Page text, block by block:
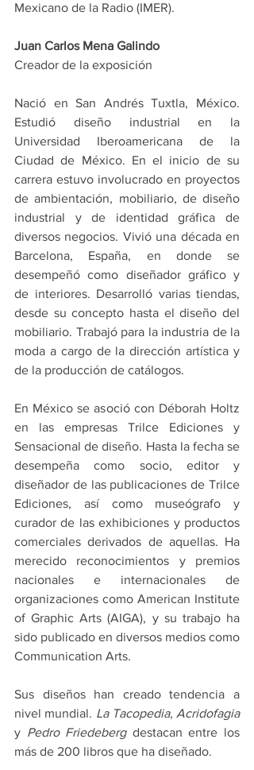
Mexicano de la Radio (IMER).
Juan Carlos Mena Galindo
Creador de la exposición
Nació en San Andrés Tuxtla, México.
Estudió diseño industrial en la
Universidad Iberoamericana de la
Ciudad de México. En el inicio de su
carrera estuvo involucrado en proyectos
de ambientación, mobiliario, de diseño
industrial y de identidad gráfica de
diversos negocios. Vivió una década en
Barcelona, España, en donde se
desempeñó como diseñador gráfico y
de interiores. Desarrolló varias tiendas,
desde su concepto hasta el diseño del
mobiliario. Trabajó para la industria de la
moda a cargo de la dirección artística y
de la producción de catálogos.
En México se asoció con Déborah Holtz
en las empresas Trilce Ediciones y
Sensacional de diseño. Hasta la fecha se
desempeña como socio, editor y
diseñador de las publicaciones de Trilce
Ediciones, así como museógrafo y
curador de las exhibiciones y productos
comerciales derivados de aquellas. Ha
merecido reconocimientos y premios
nacionales e internacionales de
organizaciones como American Institute
of Graphic Arts (AIGA), y su trabajo ha
sido publicado en diversos medios como
Communication Arts.
Sus diseños han creado tendencia a
nivel mundial. La Tacopedia, Acridofagia
y Pedro Friedeberg destacan entre los
más de 200 libros que ha diseñado.